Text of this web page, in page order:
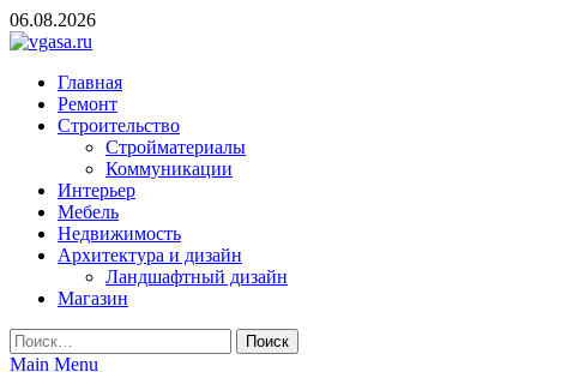
Skip
to
06.08.2026
vgasa.ru
Строительный журнал. Всё о строительстве и ремонтах
Главная
Ремонт
Строительство
Стройматериалы
Коммуникации
Интерьер
Мебель
Недвижимость
Архитектура и дизайн
Ландшафтный дизайн
Магазин
Найти:
Main Menu